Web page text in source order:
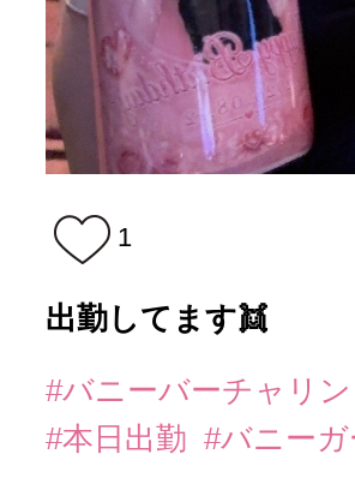
1
出勤してます👯
#バニーバーチャリン
#本日出勤 #バニー